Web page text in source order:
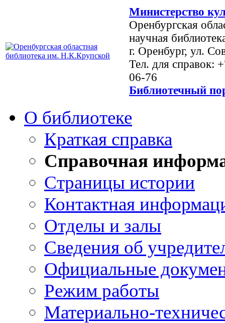
Министерство
Оренбургская
научная
г. Оренбург, ул.
Тел. для справок:
06-76
Библиотечный
О библиотеке
Краткая справка
Справочная
Страницы истории
Контактная
Отделы и залы
Сведения об
Официальные
Режим работы
Материально-